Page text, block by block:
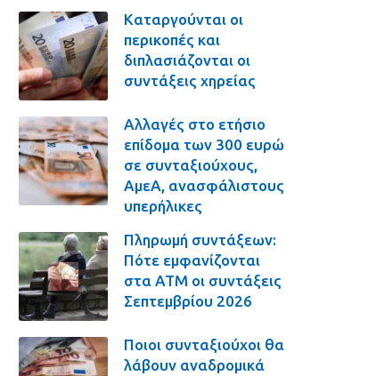
Καταργούνται οι
περικοπές και
διπλασιάζονται οι
συντάξεις χηρείας
Αλλαγές στο ετήσιο
επίδομα των 300 ευρώ
σε συνταξιούχους,
ΑμεΑ, ανασφάλιστους
υπερήλικες
Πληρωμή συντάξεων:
Πότε εμφανίζονται
στα ΑΤΜ οι συντάξεις
Σεπτεμβρίου 2026
Ποιοι συνταξιούχοι θα
λάβουν αναδρομικά